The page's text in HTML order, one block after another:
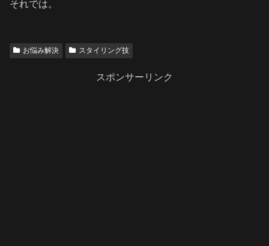
それでは。
お悩み解決 スタイリング技
スポンサーリンク